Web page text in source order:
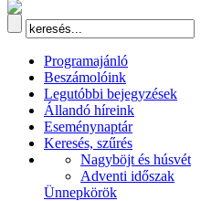
Programajánló
Beszámolóink
Legutóbbi bejegyzések
Állandó híreink
Eseménynaptár
Keresés, szűrés
Nagyböjt és húsvét
Adventi időszak
Ünnepkörök